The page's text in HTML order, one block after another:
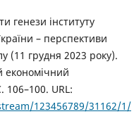
генези інституту
– перспективи
(11 грудня 2023 року).
економічний
106–100. URL:
123456789/31162/1/